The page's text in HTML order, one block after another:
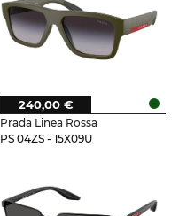
Prada Linea Rossa
PS 04ZS - 15X09U
240,00 €